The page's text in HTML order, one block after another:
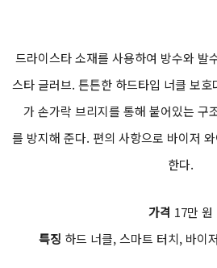
드라이스타 소재를 사용하여 방수와 발
스타 글러브. 튼튼한 하드타입 너클 보
가 손가락 브리지를 통해 붙어있는 구
를 방지해 준다. 편의 사항으로 바이저
한다.
가격 17만 원
특징 하드 너클, 스마트 터치, 바이